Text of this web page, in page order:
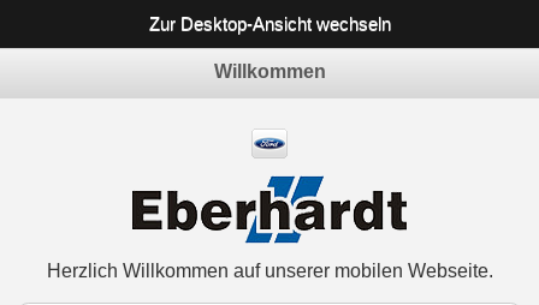
Zur Desktop-Ansicht wechseln
Willkommen
Herzlich Willkommen auf unserer mobilen Webseite.